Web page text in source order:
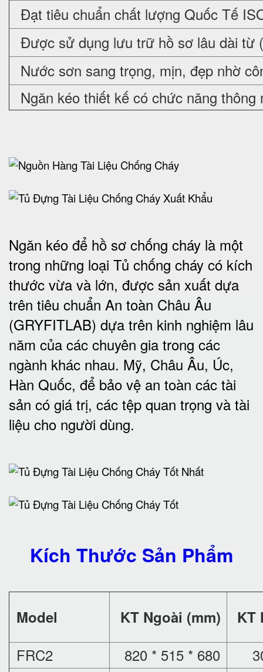
Đạt tiêu chuẩn chất lượng Quốc Tế
Được sử dụng lưu trữ hồ sơ lâu dài từ
Nước sơn sang trọng, mịn, đẹp nhờ
Ngăn kéo thiết kế có chức năng
Ngăn kéo để hồ sơ chống cháy là một
trong những loại Tủ chống cháy có kích
thước vừa và lớn, được sản xuất dựa
trên tiêu chuẩn An toàn Châu Âu
(GRYFITLAB) dựa trên kinh nghiệm lâu
năm của các chuyên gia trong các
ngành khác nhau. Mỹ, Châu Âu, Úc,
Hàn Quốc, để bảo vệ an toàn các tài
sản có giá trị, các tệp quan trọng và tài
liệu cho người dùng.
Kích Thước Sản Phẩm
Model KT Ngoài (mm) KT
FRC2 820 * 515 * 680